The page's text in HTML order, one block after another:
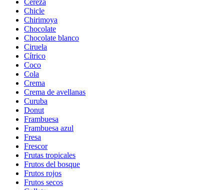
Cereza
Chicle
Chirimoya
Chocolate
Chocolate blanco
Ciruela
Cítrico
Coco
Cola
Crema
Crema de avellanas
Curuba
Donut
Frambuesa
Frambuesa azul
Fresa
Frescor
Frutas tropicales
Frutos del bosque
Frutos rojos
Frutos secos